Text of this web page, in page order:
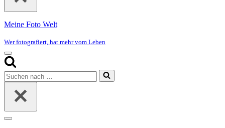
Meine Foto Welt
Wer fotografiert, hat mehr vom Leben
Navigationsmenü
Suchen
nach …
Navigationsmenü